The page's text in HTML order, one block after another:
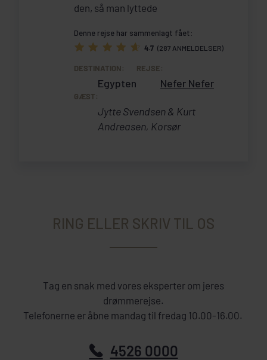
den, så man lyttede
Denne rejse har sammenlagt fået:
4.7 (287 ANMELDELSER)
DESTINATION:
Egypten
REJSE:
Nefer Nefer
GÆST:
Jytte Svendsen & Kurt
Andreasen, Korsør
RING ELLER SKRIV TIL OS
Tag en snak med vores eksperter om jeres
drømmerejse.
Telefonerne er åbne mandag til fredag 10.00-16.00.
4526 0000